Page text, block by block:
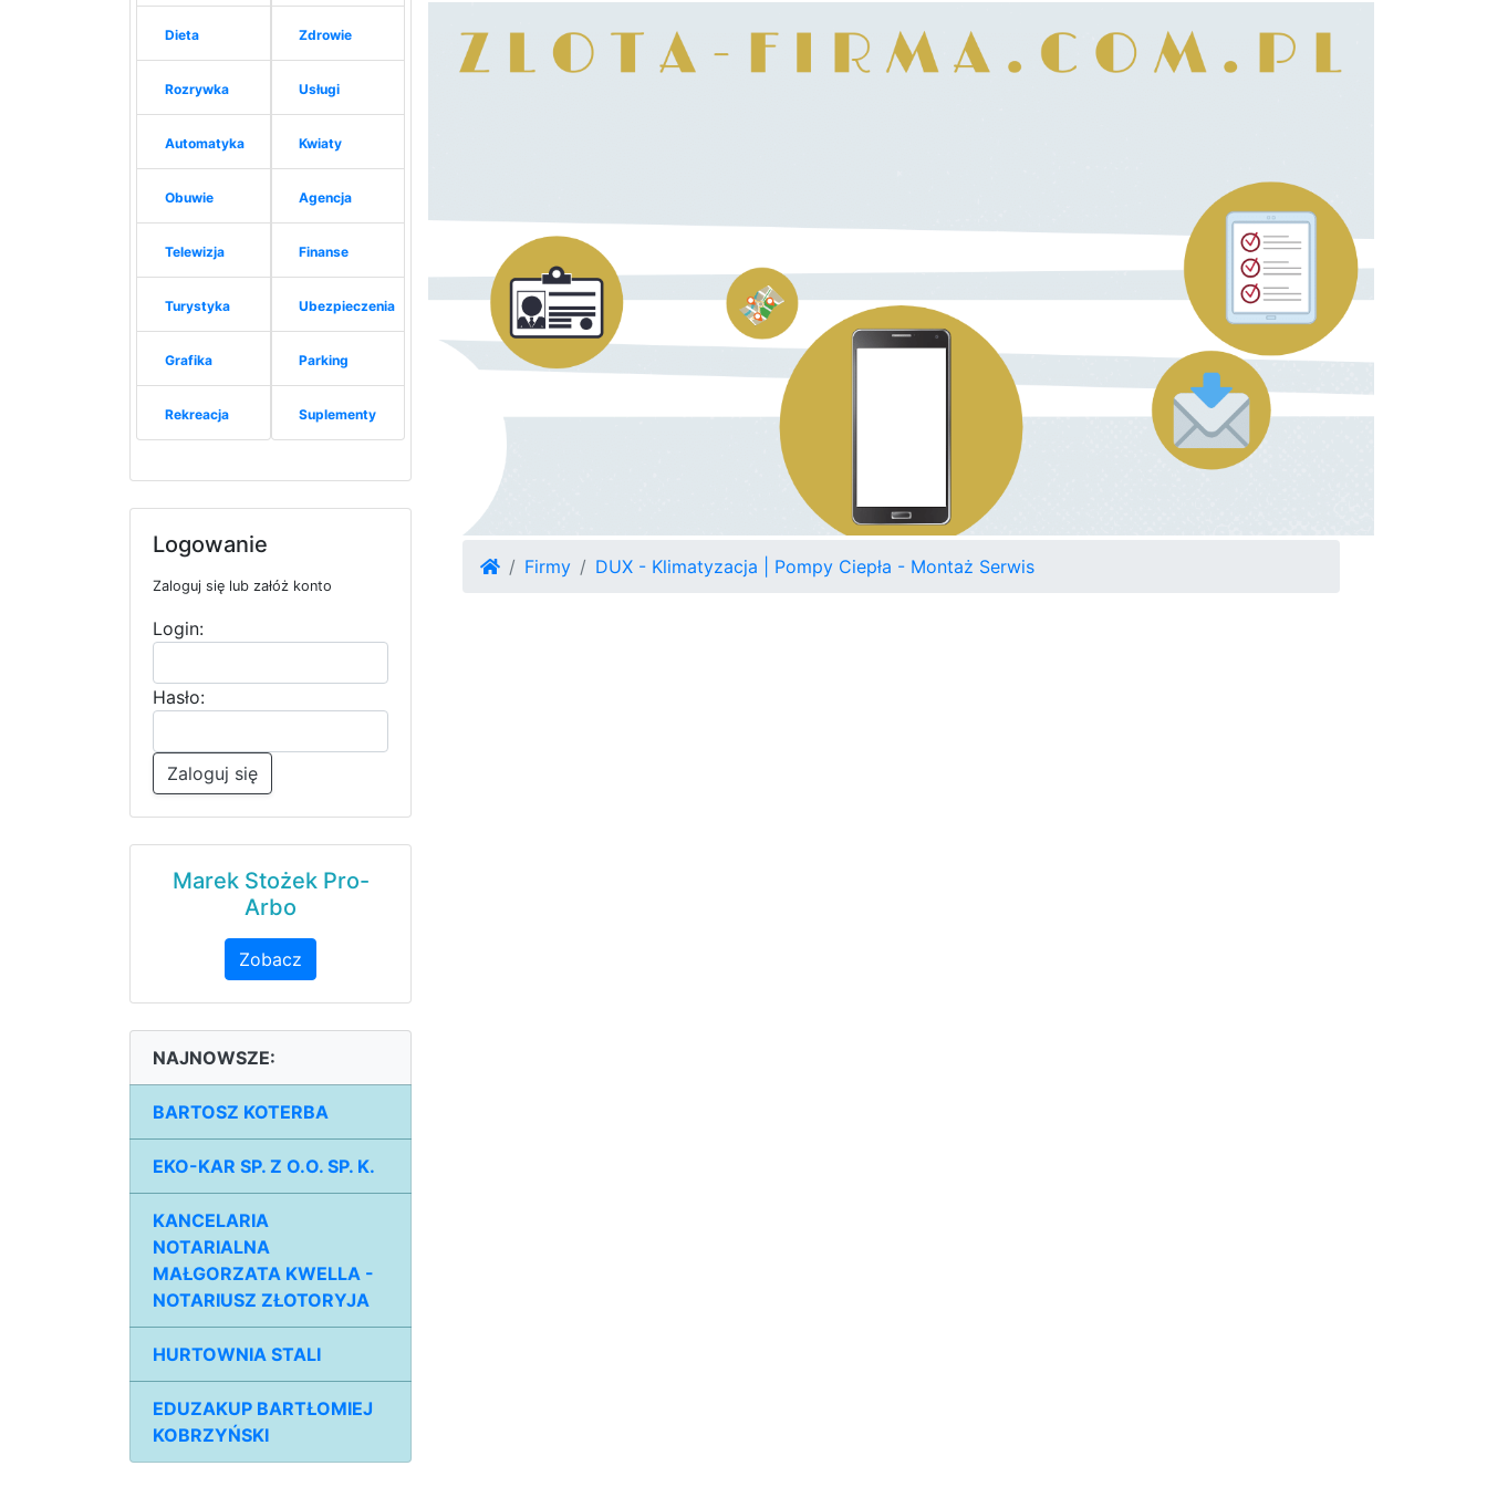
Dieta
Rozrywka
Automatyka
Obuwie
Telewizja
Turystyka
Grafika
Rekreacja
Zdrowie
Usługi
Kwiaty
Agencja
Finanse
Ubezpieczenia
Parking
Suplementy
Logowanie
Zaloguj się lub załóż konto
Login:
Hasło:
Zaloguj się
Marek Stożek Pro-
Arbo
Zobacz
NAJNOWSZE:
BARTOSZ KOTERBA
EKO-KAR SP. Z O.O. SP. K.
KANCELARIA
NOTARIALNA
MAŁGORZATA KWELLA -
NOTARIUSZ ZŁOTORYJA
HURTOWNIA STALI
EDUZAKUP BARTŁOMIEJ
KOBRZYŃSKI
Firmy DUX - Klimatyzacja | Pompy Ciepła - Montaż Serwis